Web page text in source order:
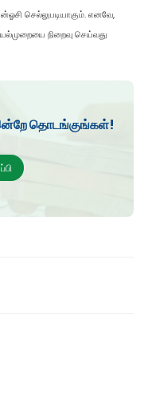
செல்லுபடியாகும். எனவே,
நிறைவு செய்வது
தொடங்குங்கள்!